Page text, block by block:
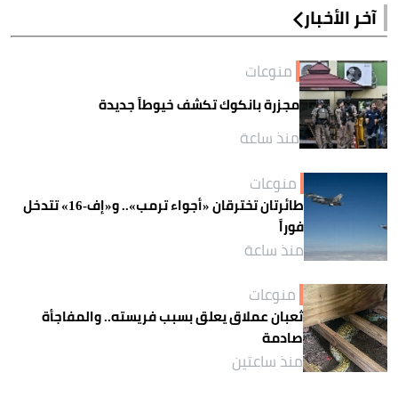
آخر الأخبار
منوعات
مجزرة بانكوك تكشف خيوطاً جديدة
منذ ساعة
منوعات
طائرتان تخترقان «أجواء ترمب».. و«إف-16» تتدخل
فوراً
منذ ساعة
منوعات
ثعبان عملاق يعلق بسبب فريسته.. والمفاجأة
صادمة
منذ ساعتين